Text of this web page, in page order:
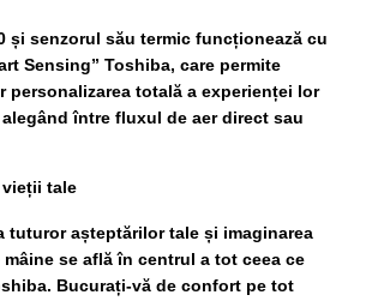
și senzorul său termic funcționează cu
Sensing” Toshiba, care permite
personalizarea totală a experienței lor
între fluxul de aer direct sau
tale
tuturor așteptărilor tale și imaginarea
se află în centrul a tot ceea ce
Bucurați-vă de confort pe tot